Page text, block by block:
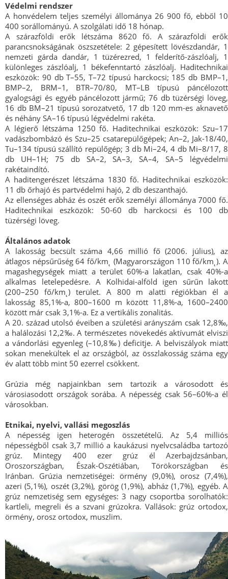
Védelmi rendszer
A honvédelem teljes személyi állománya 26 900 fő, ebből 10
400 sorállományú. A szolgálati idő 18 hónap.
A szárazföldi erők létszáma 8620 fő. A szárazföldi erők
parancsnokságának öszszetétele: 2 gépesített lövészdandár, 1
nemzeti gárda dandár, 1 tüzérezred, 1 felderítő-zászlóalj, 1
különleges zászlóalj, 1 békefenntartó zászlóalj. Haditechnikai
eszközök: 90 db T–55, T–72 típusú harckocsi; 185 db BMP–1,
BMP–2, BRM–1, BTR–70/80, MT–LB típusú páncélozott
gyalogsági és egyéb páncélozott jármű; 76 db tüzérségi löveg,
16 db BM–21 típusú sorozatvető, 17 db 120 mm-es aknavető
és néhány SA–16 típusú légvédelmi rakéta.
A légierő létszáma 1250 fő. Haditechnikai eszközök: Szu–17
vadászbombázó és Szu–25 csatarepülőgépek; An–2, Jak-18/40,
Tu–134 típusú szállító repülőgép; 3 db Mi–24, 4 db Mi–8/17, 8
db UH–1H; 75 db SA–2, SA–3, SA–4, SA–5 légvédelmi
rakétaindító.
A haditengerészet létszáma 1830 fő. Haditechnikai eszközök:
11 db őrhajó és partvédelmi hajó, 2 db deszanthajó.
Az ellenséges abház és oszét erők személyi állománya 7000 fő.
Haditechnikai eszközök: 50-60 db harckocsi és 100 db
tüzérségi löveg.
Általános adatok
A lakosság becsült száma 4,66 millió fő (2006. július), az
átlagos népsűrűség 64 fő/km˛ (Magyarországon 110 fő/km˛). A
magashegységek miatt a terület 60%-a lakatlan, csak 40%-a
alkalmas letelepedésre. A Kolhidai-alföld igen sűrűn lakott
(200–250 fő/km˛) terület. A 800 m alatti régiókban él a
lakosság 85,1%-a, 800–1600 m között 11,8%-a, 1600–2400
között már csak 3,1%-a. Ez a vertikális zonalitás.
A 20. század utolsó éveiben a születési arányszám csak 12,8‰,
a halálozási 12,2‰. A természetes növekedés aktívumát elviszi
a vándorlási egyenleg (–10,8‰) deficitje. A belviszályok miatt
sokan menekültek el az országból, az összlakosság száma egy
év alatt több mint 50 ezerrel csökkent.
Grúzia még napjainkban sem tartozik a városodott és
városiasodott országok sorába. A népesség csak 56–60%-a él
városokban.
Etnikai, nyelvi, vallási megoszlás
A népesség igen heterogén összetételű. Az 5,4 milliós
népességből csak 3,7 millió a kaukázusi nyelvcsaládba tartozó
grúz. Mintegy 400 ezer grúz él Azerbajdzsánban,
Oroszországban, Észak-Oszétiában, Törökországban és
Iránban. Grúzia nemzetiségei: örmény (9,0%), orosz (7,4%),
azeri (5,1%), oszét (3,2%), görög (1,9%), abház (1,7%), egyéb. A
grúz nemzetiség sem egységes: 3 nagy csoportba sorolhatók:
kartleli, megreli és a szvani grúzokra. Vallások: grúz ortodox,
örmény, orosz ortodox, muszlim.